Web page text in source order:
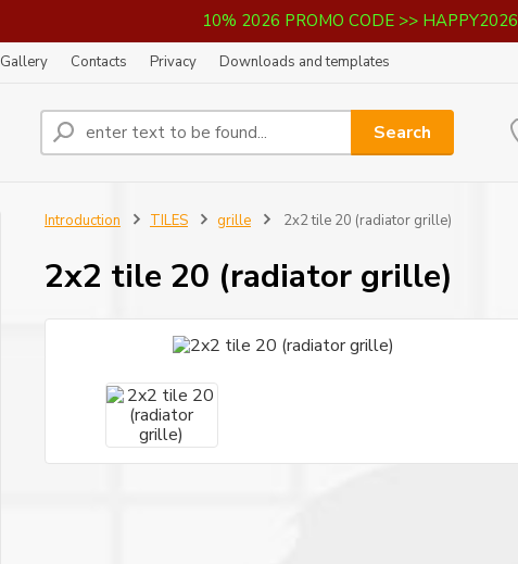
10% 2026 PROMO CODE >> HAPPY2026
Gallery Contacts Privacy Downloads and templates
Search
Introduction TILES grille 2x2 tile 20 (radiator grille)
2x2 tile 20 (radiator grille)